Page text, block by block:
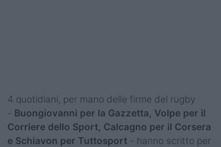
4 quotidiani, per mano delle firme del rugby
- Buongiovanni per la Gazzetta, Volpe per il
Corriere dello Sport, Calcagno per il Corsera
e Schiavon per Tuttosport - hanno scritto per